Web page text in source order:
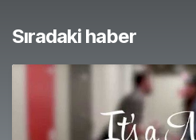
Sıradaki haber